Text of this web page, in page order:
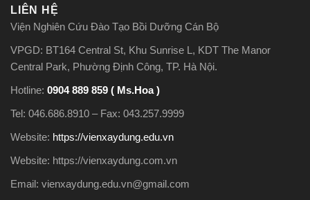
LIÊN HỆ
Viện Nghiên Cứu Đào Tạo Bồi Dưỡng Cán Bộ
VPGD: BT164 Central St, Khu Sunrise L, KDT The Manor
Central Park, Phường Định Công, TP. Hà Nội.
Hotline: 0904 889 859 ( Ms.Hoa )
Tel: 046.686.8910 – Fax: 043.257.9999
Website: https://vienxaydung.edu.vn
Website: https://vienxaydung.com.vn
Email: vienxaydung.edu.vn@gmail.com